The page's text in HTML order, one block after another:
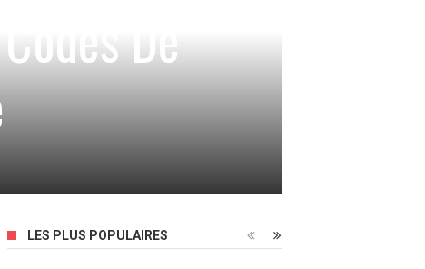
De
LES PLUS POPULAIRES